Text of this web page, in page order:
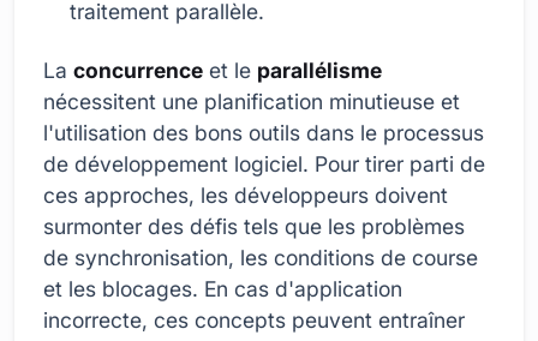
traitement parallèle.
La concurrence et le parallélisme
nécessitent une planification minutieuse et
l'utilisation des bons outils dans le processus
de développement logiciel. Pour tirer parti de
ces approches, les développeurs doivent
surmonter des défis tels que les problèmes
de synchronisation, les conditions de course
et les blocages. En cas d'application
incorrecte, ces concepts peuvent entraîner